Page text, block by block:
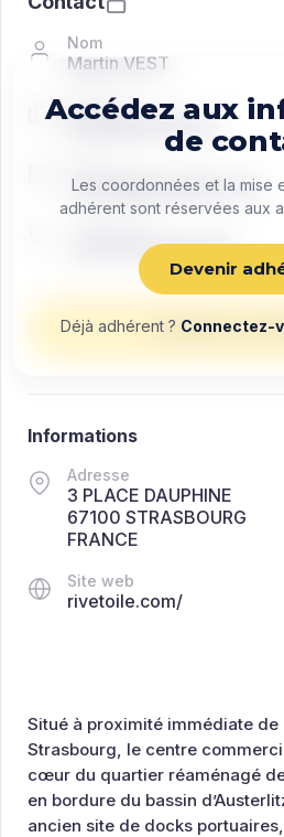
Situé à proximité immédiate de
Strasbourg, le centre
cœur du quartier réaménagé
en bordure du bassin
ancien site de docks
Nom
Martin VEST
Fonction
Managing director
contact@exemple.com
+33 0 00 00 00 00
Envoyer un
Accédez aux
de
Les coordonnées et la mise
adhérent sont réservées aux
Devenir
Déjà adhérent ? Connectez-
Informations
Adresse
3 PLACE DAUPHINE
67100 STRASBOURG
FRANCE
Site web
rivetoile.com/